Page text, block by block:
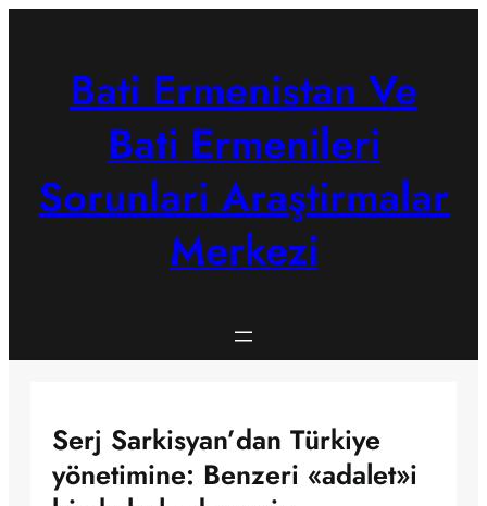
Bati Ermenistan Ve
Bati Ermenileri
Sorunlari Araştirmalar
Merkezi
Serj Sarkisyan’dan Türkiye
yönetimine: Benzeri «adalet»i